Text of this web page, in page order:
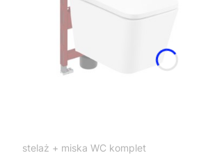
stelaż + miska WC komplet